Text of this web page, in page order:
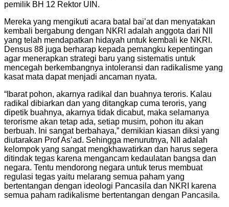
pemilik BH 12 Rektor UIN.
Mereka yang mengikuti acara batal bai’at dan menyatakan
kembali bergabung dengan NKRI adalah anggota dari NII
yang telah mendapatkan hidayah untuk kembali ke NKRI.
Densus 88 juga berharap kepada pemangku kepentingan
agar menerapkan strategi baru yang sistematis untuk
mencegah berkembangnya intoleransi dan radikalisme yang
kasat mata dapat menjadi ancaman nyata.
“Ibarat pohon, akarnya radikal dan buahnya teroris. Kalau
radikal dibiarkan dan yang ditangkap cuma teroris, yang
dipetik buahnya, akarnya tidak dicabut, maka selamanya
terorisme akan tetap ada, setiap musim, pohon itu akan
berbuah. Ini sangat berbahaya,” demikian kiasan diksi yang
diutarakan Prof As’ad. Sehingga menurutnya, NII adalah
kelompok yang sangat mengkhawatirkan dan harus segera
ditindak tegas karena mengancam kedaulatan bangsa dan
negara. Tentu mendorong negara untuk terus membuat
regulasi tegas yaitu melarang semua paham yang
bertentangan dengan ideologi Pancasila dan NKRI karena
semua paham radikalisme bertentangan dengan Pancasila.